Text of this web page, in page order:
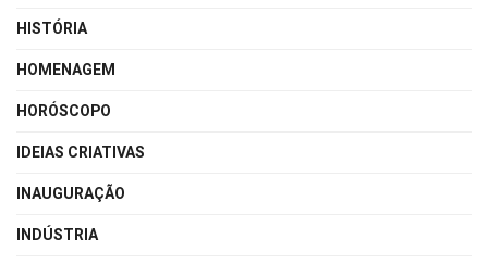
HISTÓRIA
HOMENAGEM
HORÓSCOPO
IDEIAS CRIATIVAS
INAUGURAÇÃO
INDÚSTRIA